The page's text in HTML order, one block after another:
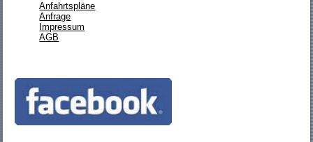
Anfahrtspläne
Anfrage
Impressum
AGB